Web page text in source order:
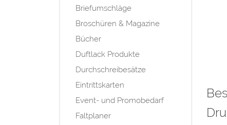
Briefumschläge
Broschüren & Magazine
Bücher
Duftlack Produkte
Durchschreibesätze
Eintrittskarten
Event- und Promobedarf
Faltplaner